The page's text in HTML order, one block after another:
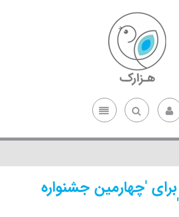
'چهارمین جشنواره